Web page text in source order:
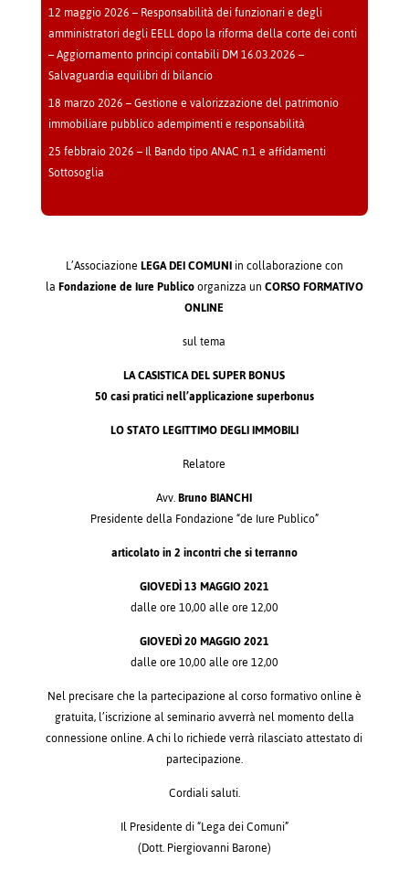
12 maggio 2026 – Responsabilità dei funzionari e degli
amministratori degli EELL dopo la riforma della corte dei conti
– Aggiornamento principi contabili DM 16.03.2026 –
Salvaguardia equilibri di bilancio
18 marzo 2026 – Gestione e valorizzazione del patrimonio
immobiliare pubblico adempimenti e responsabilità
25 febbraio 2026 – Il Bando tipo ANAC n.1 e affidamenti
Sottosoglia
L’AssociazioneLEGA DEI COMUNIin collaborazione con
laFondazione de Iure Publicoorganizza unCORSO FORMATIVO
ONLINE
sul tema
LA CASISTICA DEL SUPER BONUS
50 casi pratici nell’applicazione superbonus
LO STATO LEGITTIMO DEGLI IMMOBILI
Relatore
Avv.Bruno BIANCHI
Presidente della Fondazione “de Iure Publico”
articolato in 2 incontri che si terranno
GIOVEDÌ 13 MAGGIO 2021
dalle ore 10,00 alle ore 12,00
GIOVEDÌ 20 MAGGIO 2021
dalle ore 10,00 alle ore 12,00
Nel precisare che la partecipazione al corso formativo online è
gratuita, l’iscrizione al seminario avverrà nel momento della
connessione online. A chi lo richiede verrà rilasciato attestato di
partecipazione.
Cordiali saluti.
Il Presidente di “Lega dei Comuni”
(Dott. Piergiovanni Barone)